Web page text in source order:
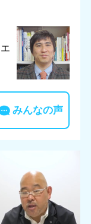
みんなの声